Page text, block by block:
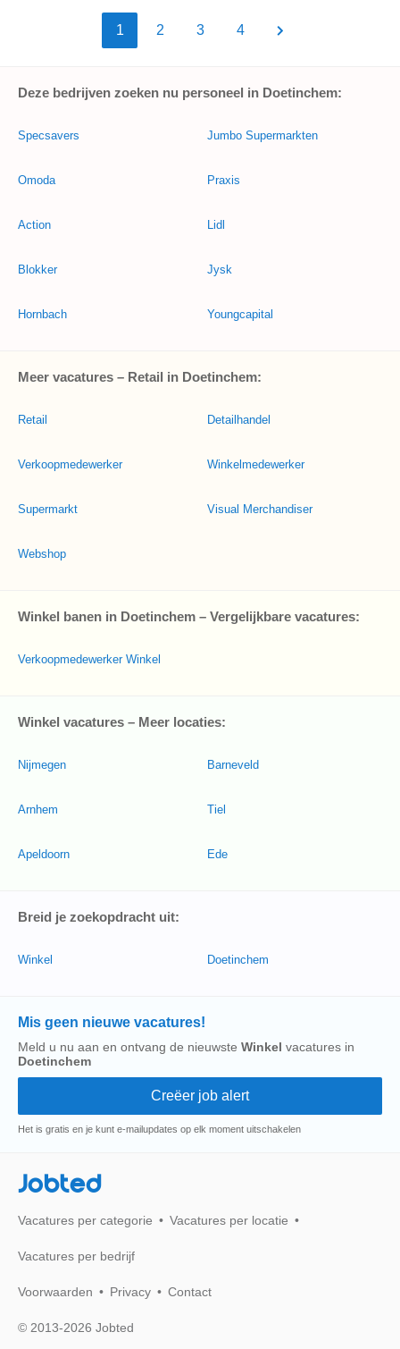
1 2 3 4
Deze bedrijven zoeken nu personeel in Doetinchem:
Specsavers
Omoda
Action
Blokker
Hornbach
Jumbo Supermarkten
Praxis
Lidl
Jysk
Youngcapital
Meer vacatures – Retail in Doetinchem:
Retail
Verkoopmedewerker
Supermarkt
Webshop
Detailhandel
Winkelmedewerker
Visual Merchandiser
Winkel banen in Doetinchem – Vergelijkbare vacatures:
Verkoopmedewerker Winkel
Winkel vacatures – Meer locaties:
Nijmegen
Arnhem
Apeldoorn
Barneveld
Tiel
Ede
Breid je zoekopdracht uit:
Winkel Doetinchem
Mis geen nieuwe vacatures!
Meld u nu aan en ontvang de nieuwste Winkel vacatures in
Doetinchem
Het is gratis en je kunt e-mailupdates op elk moment uitschakelen
Jobted
Vacatures per categorie Vacatures per locatie
Vacatures per bedrijf
Voorwaarden Privacy Contact
© 2013-2026 Jobted